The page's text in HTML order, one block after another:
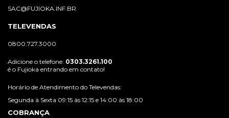
SAC@FUJIOKA.INF.BR
TELEVENDAS
0800.727.3000
Adicione o telefone: 0303.3261.100
é o Fujioka entrando em contato!
Horário de Atendimento do Televendas:
Segunda à Sexta 09:15 às 12:15 e 14:00 às 18:00
COBRANÇA